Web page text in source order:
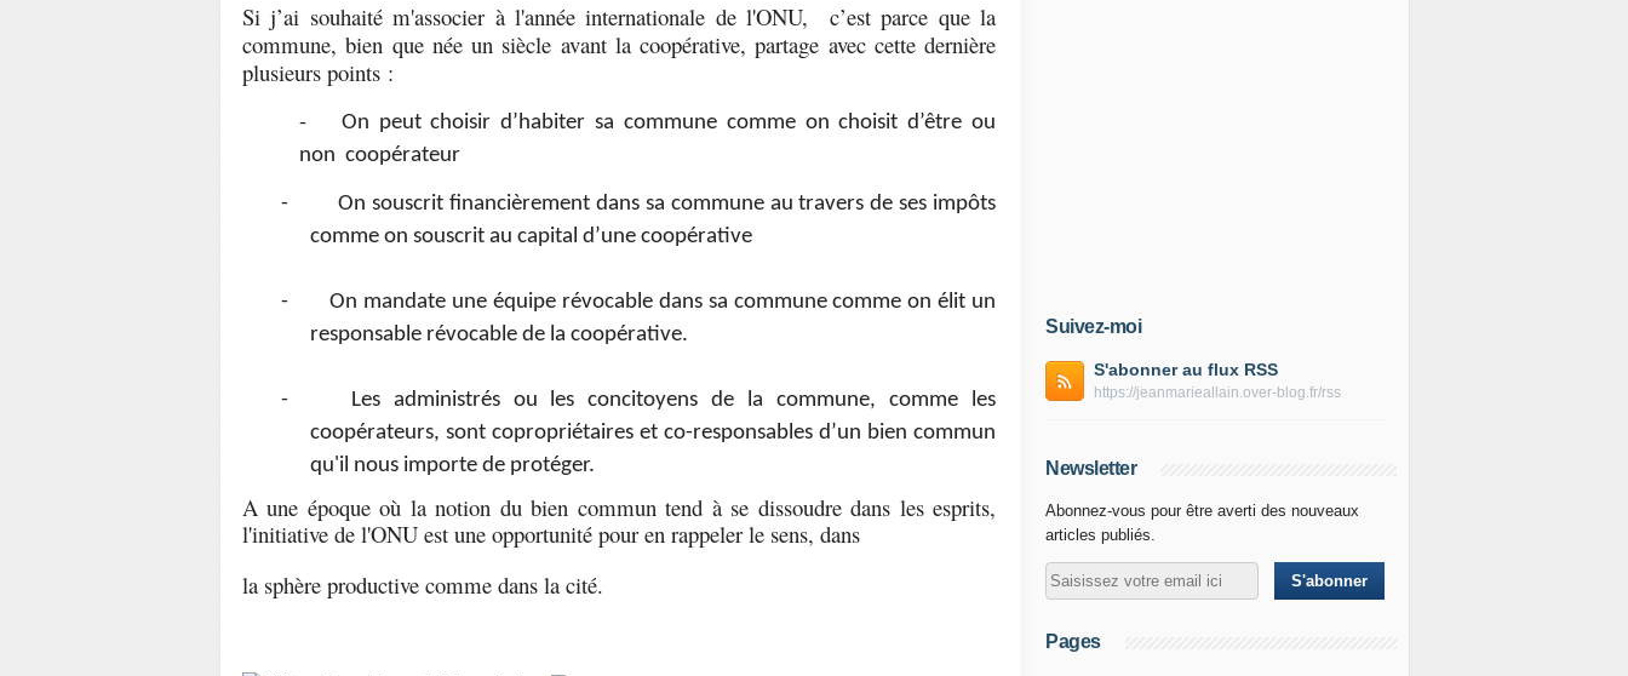
Si j’ai souhaité m'associer à l'année internationale de l'ONU, c’est parce que la
commune, bien que née un siècle avant la coopérative, partage avec cette dernière
plusieurs points :
-
On peut choisir d’habiter sa commune comme on choisit d’être ou
non coopérateur
-
On souscrit financièrement dans sa commune au travers de ses impôts
comme on souscrit au capital d’une coopérative
-
On mandate une équipe révocable dans sa commune comme on élit un
responsable révocable de la coopérative.
-
Les administrés ou les concitoyens de la commune, comme les
coopérateurs, sont copropriétaires et co-responsables d’un bien commun
qu'il nous importe de protéger.
A une époque où la notion du bien commun tend à se dissoudre dans les esprits,
l'initiative de l'ONU est une opportunité pour en rappeler le sens, dans
la sphère productive comme dans la cité.
Suivez-moi
S'abonner au flux RSS
https://jeanmarieallain.over-blog.fr/rss
Newsletter
Abonnez-vous pour être averti des nouveaux
articles publiés.
Pages